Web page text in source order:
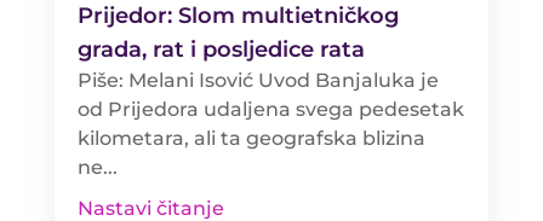
Prijedor: Slom multietničkog
grada, rat i posljedice rata
Piše: Melani Isović Uvod Banjaluka je
od Prijedora udaljena svega pedesetak
kilometara, ali ta geografska blizina
ne...
Nastavi čitanje